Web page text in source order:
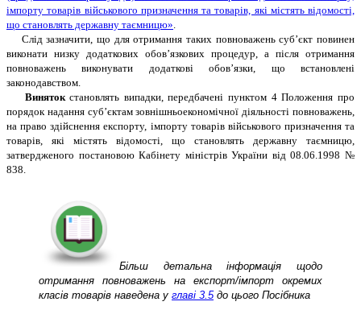
імпорту товарів військового призначення та товарів, які містять відомості,
що становлять державну таємницю».
Слід зазначити, що для отримання таких повноважень суб’єкт повинен
виконати низку додаткових обов’язкових процедур, а після отримання
повноважень виконувати додаткові обов’язки, що встановлені
законодавством.
Винятокстановлять випадки, передбачені пунктом 4 Положення про
порядок надання суб’єктам зовнішньоекономічної діяльності повноважень,
на право здійснення експорту, імпорту товарів військового призначення та
товарів, які містять відомості, що становлять державну таємницю,
затвердженого постановою Кабінету міністрів України від 08.06.1998 №
838.
Більш детальна інформація щодо
отримання повноважень на експорт/імпорт окремих
класів товарів наведена у главі 3.5до цього Посібника